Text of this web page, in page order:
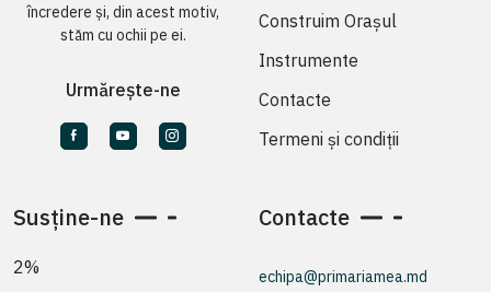
încredere și, din acest motiv,
stăm cu ochii pe ei.
Urmărește-ne
Construim Orașul
Instrumente
Contacte
Termeni și condiții
Susține-ne
2%
Contacte
echipa@primariamea.md